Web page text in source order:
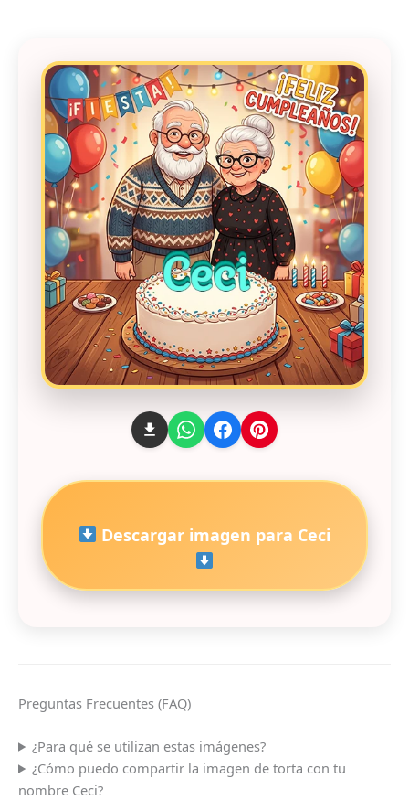
Descargar imagen para Ceci
Preguntas Frecuentes (FAQ)
¿Para qué se utilizan estas imágenes?
¿Cómo puedo compartir la imagen de torta con tu
nombre Ceci?